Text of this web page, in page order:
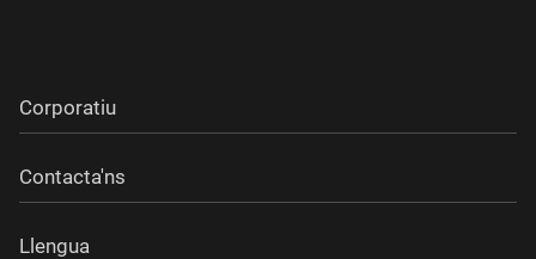
Corporatiu
Contacta'ns
Llengua